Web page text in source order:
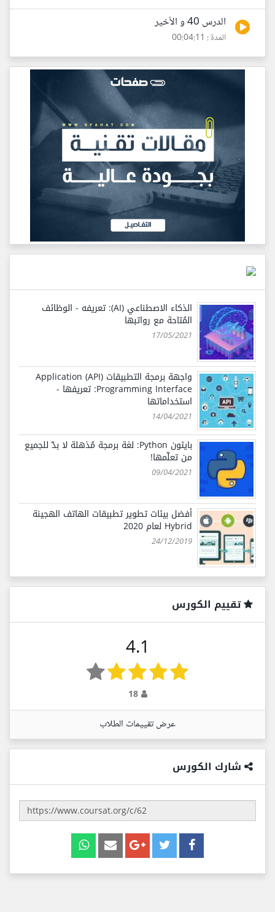
الدرس 40 و الأخير
المدة : 00:04:11
الذكاء الاصطناعي (AI): تعريفه - الوظائف
المُتاحة مع رواتبها
17/05/2021
واجهة برمجة التطبيقات (API) Application
Programming Interface: تعريفها -
استخداماتها
14/04/2021
بايثون Python: لغة برمجة مُذهلة لا بدّ للجميع
من تعلّمها!
09/04/2021
أفضل بيئات تطوير تطبيقات الهاتف الهجينة
Hybrid لعام 2020
24/12/2019
تقييم الكورس
4.1
18
عرض تقييمات الطلاب
شارك الكورس